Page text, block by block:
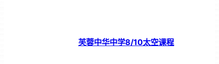
芙蓉中华中学8/10太空课程